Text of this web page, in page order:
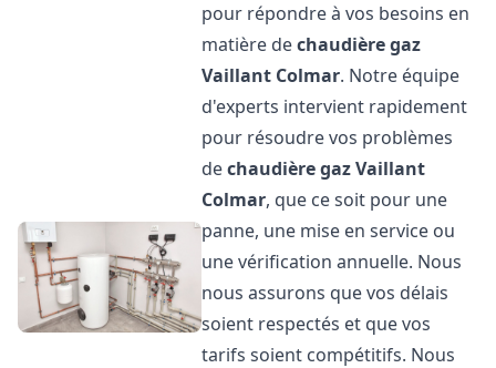
pour répondre à vos besoins en
matière dechaudière gaz
Vaillant Colmar. Notre équipe
d'experts intervient rapidement
pour résoudre vos problèmes
dechaudière gaz Vaillant
Colmar, que ce soit pour une
panne, une mise en service ou
une vérification annuelle. Nous
nous assurons que vos délais
soient respectés et que vos
tarifs soient compétitifs. Nous